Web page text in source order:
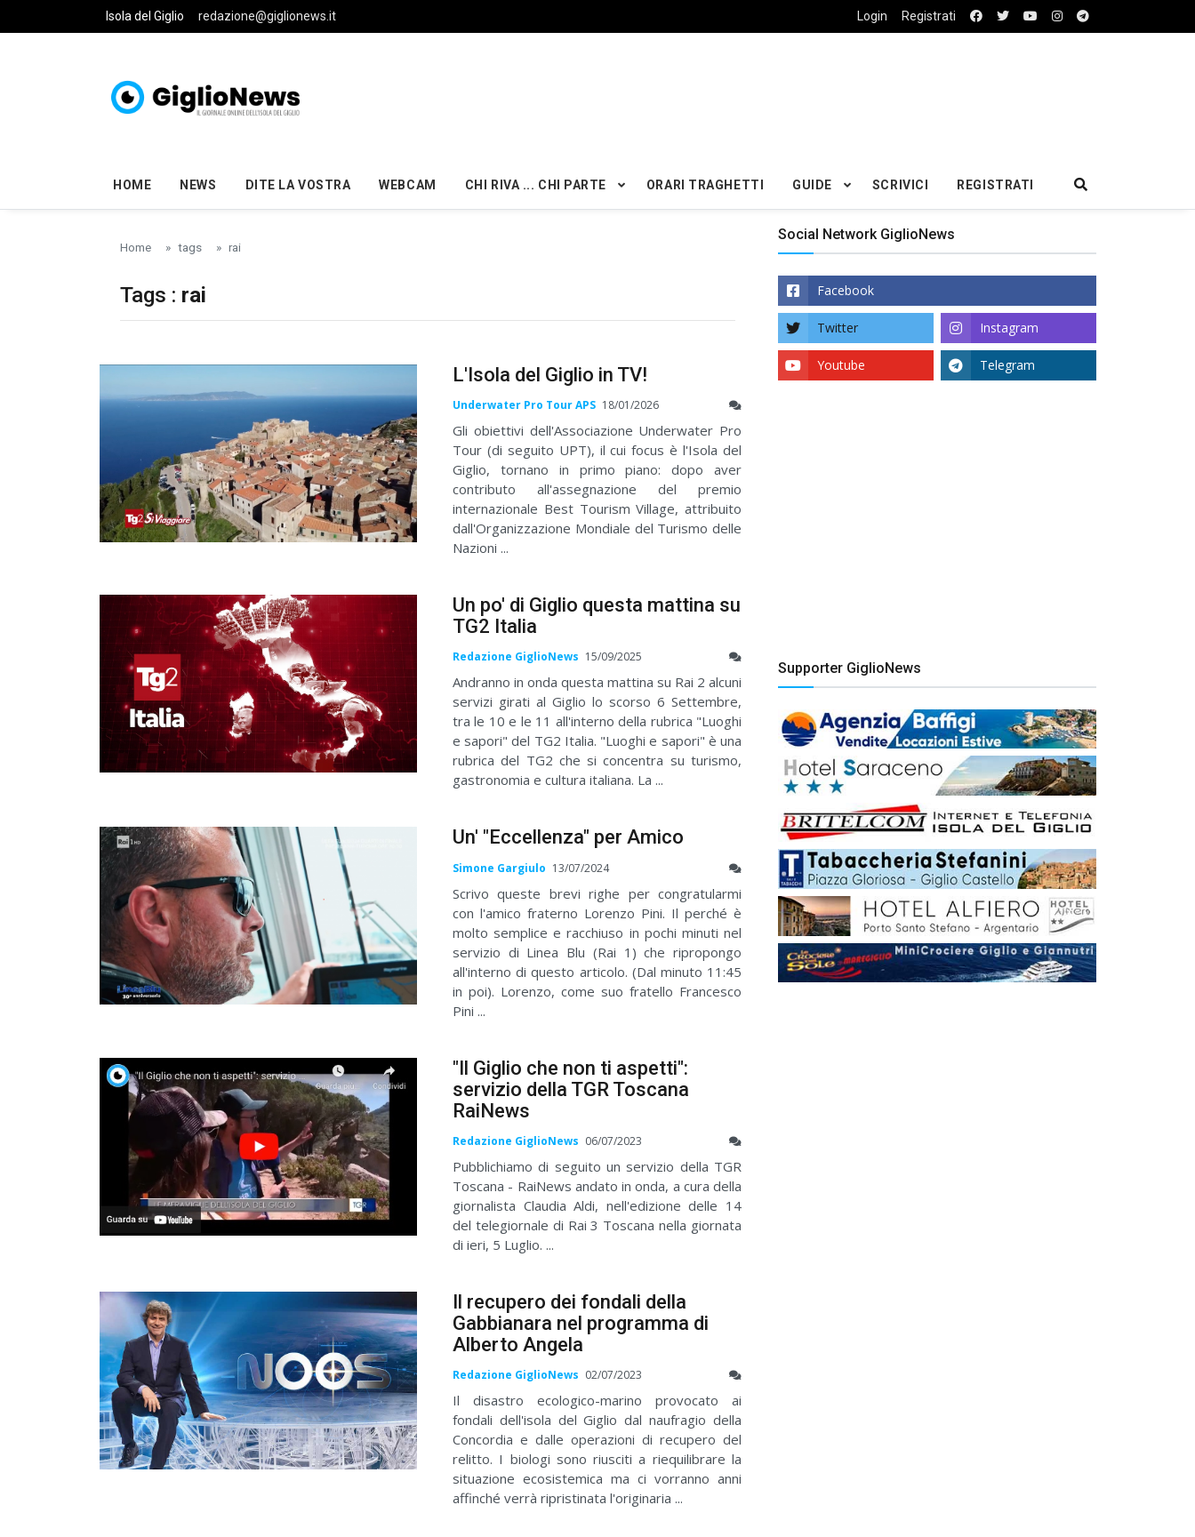
Skip to main content
Isola del Giglio redazione@giglionews.it Login Registrati
HOME NEWS DITE LA VOSTRA WEBCAM CHI RIVA ... CHI PARTE ORARI TRAGHETTI GUIDE SCRIVICI REGISTRATI
Home tags rai
Tags : rai
L'Isola del Giglio in TV!
Underwater Pro Tour APS 18/01/2026
Gli obiettivi dell'Associazione Underwater Pro
Tour (di seguito UPT), il cui focus è l'Isola del
Giglio, tornano in primo piano: dopo aver
contributo all'assegnazione del premio
internazionale Best Tourism Village, attribuito
dall'Organizzazione Mondiale del Turismo delle
Nazioni ...
Un po' di Giglio questa mattina su
TG2 Italia
Redazione GiglioNews 15/09/2025
Andranno in onda questa mattina su Rai 2 alcuni
servizi girati al Giglio lo scorso 6 Settembre,
tra le 10 e le 11 all'interno della rubrica "Luoghi
e sapori" del TG2 Italia. "Luoghi e sapori" è una
rubrica del TG2 che si concentra su turismo,
gastronomia e cultura italiana. La ...
Un' "Eccellenza" per Amico
Simone Gargiulo 13/07/2024
Scrivo queste brevi righe per congratularmi
con l'amico fraterno Lorenzo Pini. Il perché è
molto semplice e racchiuso in pochi minuti nel
servizio di Linea Blu (Rai 1) che ripropongo
all'interno di questo articolo. (Dal minuto 11:45
in poi). Lorenzo, come suo fratello Francesco
Pini ...
"Il Giglio che non ti aspetti":
servizio della TGR Toscana
RaiNews
Redazione GiglioNews 06/07/2023
Pubblichiamo di seguito un servizio della TGR
Toscana - RaiNews andato in onda, a cura della
giornalista Claudia Aldi, nell'edizione delle 14
del telegiornale di Rai 3 Toscana nella giornata
di ieri, 5 Luglio. ...
Il recupero dei fondali della
Gabbianara nel programma di
Alberto Angela
Redazione GiglioNews 02/07/2023
Il disastro ecologico-marino provocato ai
fondali dell'isola del Giglio dal naufragio della
Concordia e dalle operazioni di recupero del
relitto. I biologi sono riusciti a riequilibrare la
situazione ecosistemica ma ci vorranno anni
affinché verrà ripristinata l'originaria ...
Social Network GiglioNews
Facebook
Twitter Instagram
Youtube Telegram
Supporter GiglioNews